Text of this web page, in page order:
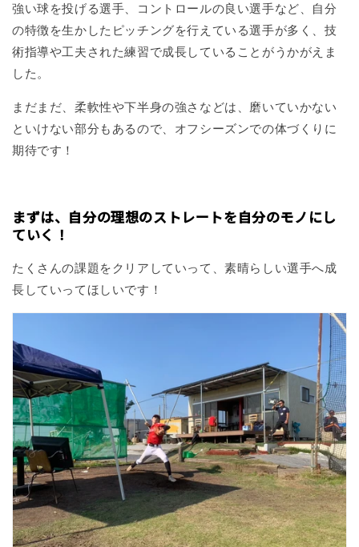
強い球を投げる選手、コントロールの良い選手など、自分
の特徴を生かしたピッチングを行えている選手が多く、技
術指導や工夫された練習で成長していることがうかがえま
した。
まだまだ、柔軟性や下半身の強さなどは、磨いていかない
といけない部分もあるので、オフシーズンでの体づくりに
期待です！
まずは、自分の理想のストレートを自分のモノにし
ていく！
たくさんの課題をクリアしていって、素晴らしい選手へ成
長していってほしいです！